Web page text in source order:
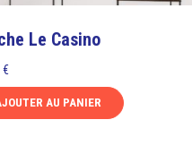
Le Casino
€
AU PANIER